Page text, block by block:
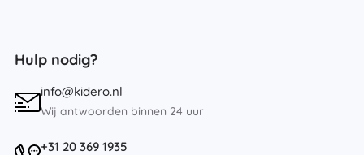
Hulp nodig?
info@kidero.nl
Wij antwoorden binnen 24 uur
+31 20 369 1935